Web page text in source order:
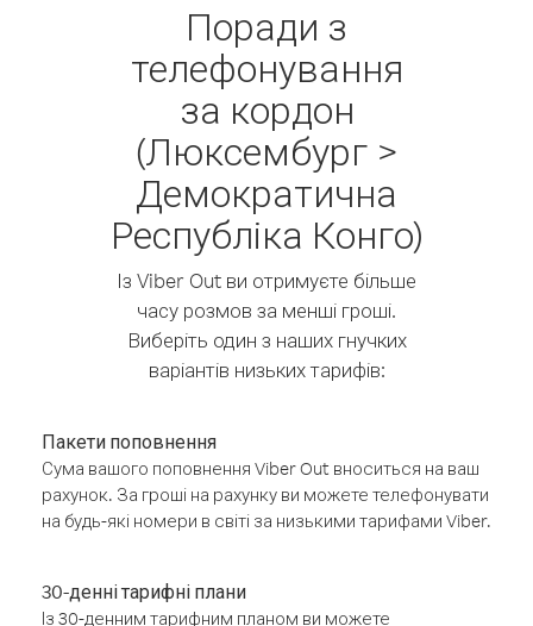
Поради з
телефонування
за кордон
(Люксембург >
Демократична
Республіка Конго)
Із Viber Out ви отримуєте більше
часу розмов за менші гроші.
Виберіть один з наших гнучких
варіантів низьких тарифів:
Пакети поповнення
Сума вашого поповнення Viber Out вноситься на ваш
рахунок. За гроші на рахунку ви можете телефонувати
на будь-які номери в світі за низькими тарифами Viber.
30-денні тарифні плани
Із 30-денним тарифним планом ви можете